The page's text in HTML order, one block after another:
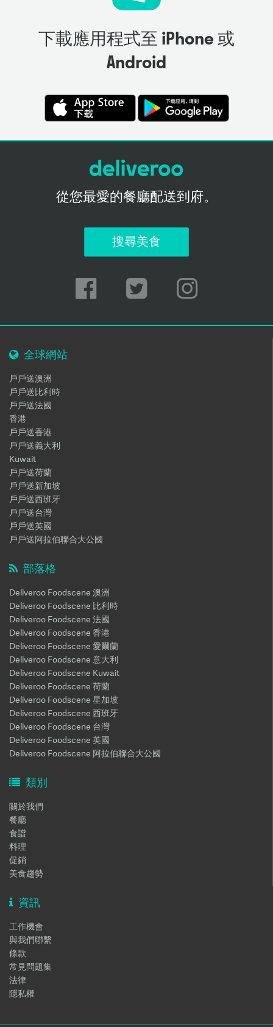
下載應用程式至 iPhone 或
Android
從您最愛的餐廳配送到府。
搜尋美食
全球網站
戶戶送澳洲
戶戶送比利時
戶戶送法國
香港
戶戶送香港
戶戶送義大利
Kuwait
戶戶送荷蘭
戶戶送新加坡
戶戶送西班牙
戶戶送台灣
戶戶送英國
戶戶送阿拉伯聯合大公國
部落格
Deliveroo Foodscene 澳洲
Deliveroo Foodscene 比利時
Deliveroo Foodscene 法國
Deliveroo Foodscene 香港
Deliveroo Foodscene 愛爾蘭
Deliveroo Foodscene 意大利
Deliveroo Foodscene Kuwait
Deliveroo Foodscene 荷蘭
Deliveroo Foodscene 星加坡
Deliveroo Foodscene 西班牙
Deliveroo Foodscene 台灣
Deliveroo Foodscene 英國
Deliveroo Foodscene 阿拉伯聯合大公國
類別
關於我們
餐廳
食譜
料理
促銷
美食趨勢
資訊
工作機會
與我們聯繫
條款
常見問題集
法律
隱私權